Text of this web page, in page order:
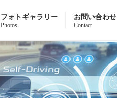
フォトギャラリー
Photos
お問い合わせ
Contact